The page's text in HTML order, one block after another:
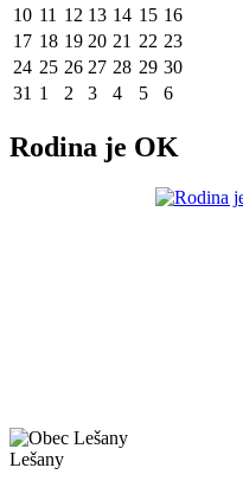
10 11 12 13 14 15 16
17 18 19 20 21 22 23
24 25 26 27 28 29 30
31 1 2 3 4 5 6
Rodina je OK
Lešany